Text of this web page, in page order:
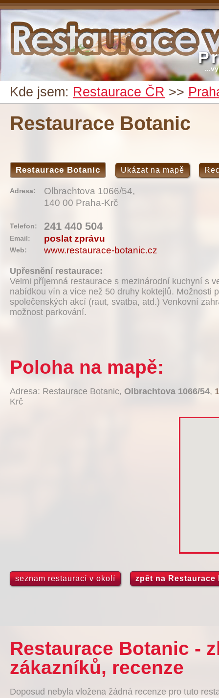
Kde jsem: Restaurace ČR >>
Restaurace Botanic
Restaurace Botanic Ukázat na mapě
Adresa:
Olbrachtova 1066/54,
140 00 Praha-Krč
Telefon: 241 440 504
Email: poslat zprávu
Web: www.restaurace-botanic.cz
Upřesnění restaurace:
Velmi příjemná restaurace s mezinárodní kuchyní s
nabídkou vín a více než 50 druhy koktejlů. Možnosti
společenských akcí (raut, svatba, atd.) Venkovní
možnost parkování.
Poloha na mapě:
Adresa: Restaurace Botanic, Olbrachtova 1066/54,
Krč
seznam restaurací v okolí zpět na Restaurace
Restaurace Botanic -
zákazníků, recenze
Doposud nebyla vložena žádná recenze pro tuto